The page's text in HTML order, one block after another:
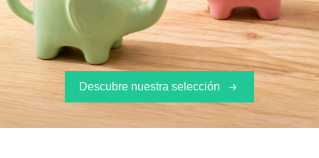
Descubre nuestra selección